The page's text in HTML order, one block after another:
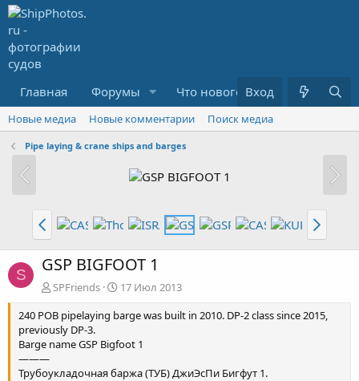
Главная Форумы Что нового? Медиа
Вход
Новые медиа Новые комментарии Поиск медиа
Pipe laying & crane ships and barges
S GSP BIGFOOT 1
SPFriends
17 Июл 2013
240 POB pipelaying barge was built in 2010. DP-2 class since 2015,
previously DP-3.
Barge name GSP Bigfoot 1
———
Трубоукладочная баржа (ТУБ) ДжиЭсПи Бигфут 1.